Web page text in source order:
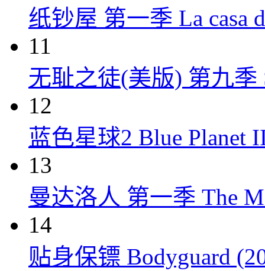
纸钞屋 第一季 La casa
11
无耻之徒(美版) 第九季
12
蓝色星球2 Blue Planet
13
曼达洛人 第一季 The
14
贴身保镖 Bodyguard